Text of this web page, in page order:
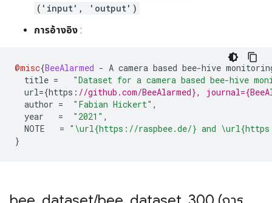
('input', 'output')
การอ้างอิง :
@misc{BeeAlarmed - A camera based bee-hive
title =
"Dataset for a camera based bee-hive
url={https : //github.com/BeeAlarmed},
author = "Fabian Hickert" ,
year = "2021" ,
NOTE = "\url{https://raspbee.de/} and \url{https://
}